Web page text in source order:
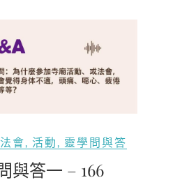
法會, 活動 , 靈學問與答
與答一 – 166